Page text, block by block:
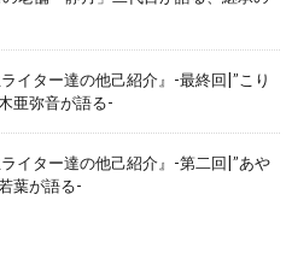
イター達の他己紹介』-最終回|”こり
亜弥音が語る-
イター達の他己紹介』-第二回|”あや
葉が語る-